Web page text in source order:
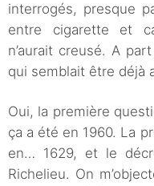
interrogés, presque
entre cigarette et
n’aurait creusé. A
qui semblait être déjà
Oui, la première
ça a été en 1960. La
en… 1629, et le
Richelieu. On